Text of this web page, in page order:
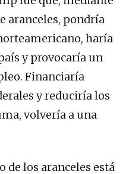
aranceles, pondría
haría
y provocaría un
Financiaría
y reduciría los
volvería a una
de los aranceles está